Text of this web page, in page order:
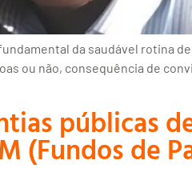
da saudável rotina
ou não, consequência de
públicas
(Fundos de